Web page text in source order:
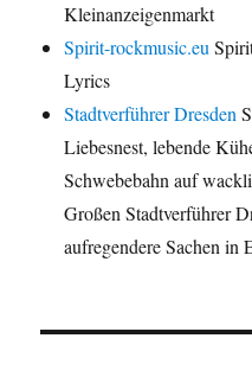
Kleinanzeigenmarkt
Spirit-rockmusic.eu
Lyrics
Stadtverführer Dresden
Liebesnest, lebende
Schwebebahn auf
Großen Stadtverführer
aufregendere Sachen in